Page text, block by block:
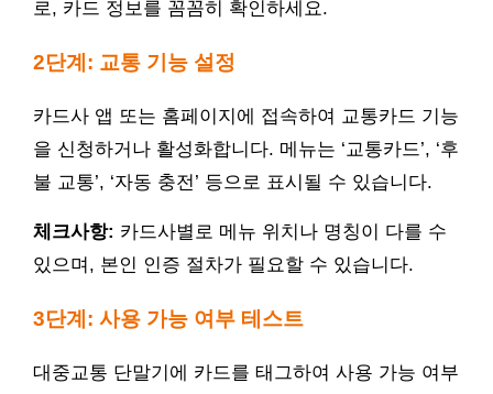
로, 카드 정보를 꼼꼼히 확인하세요.
2단계: 교통 기능 설정
카드사 앱 또는 홈페이지에 접속하여 교통카드 기능
을 신청하거나 활성화합니다. 메뉴는 ‘교통카드’, ‘후
불 교통’, ‘자동 충전’ 등으로 표시될 수 있습니다.
체크사항: 카드사별로 메뉴 위치나 명칭이 다를 수
있으며, 본인 인증 절차가 필요할 수 있습니다.
3단계: 사용 가능 여부 테스트
대중교통 단말기에 카드를 태그하여 사용 가능 여부